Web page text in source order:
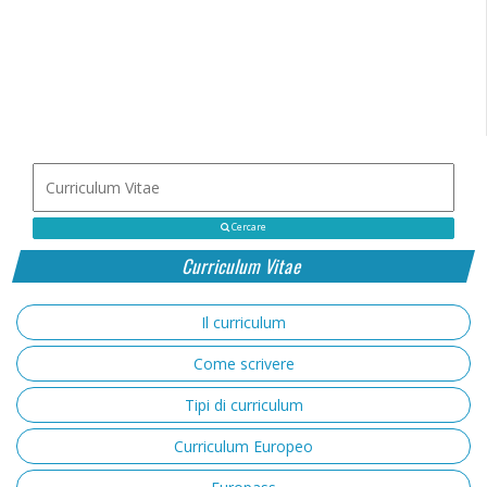
Cercare
Curriculum Vitae
Il curriculum
Come scrivere
Tipi di curriculum
Curriculum Europeo